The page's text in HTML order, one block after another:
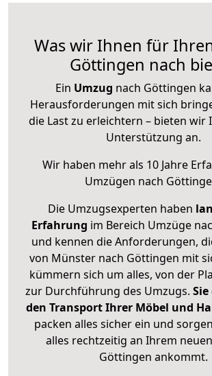
Was wir Ihnen für
Göttingen nach
Ein Umzug nach Göttingen
Herausforderungen mit sich
die Last zu erleichtern – bieten wir
Unterstützung an.
Wir haben mehr als 10 Jahre
Umzügen nach
Die Umzugsexperten haben
Erfahrung im Bereich Umzüge
und kennen die Anforderungen,
von Münster nach Göttingen mit
kümmern sich um alles, von der
zur Durchführung des Umzugs.
den Transport Ihrer Möbel und
packen alles sicher ein und
alles rechtzeitig an Ihrem
Göttingen ankommt.